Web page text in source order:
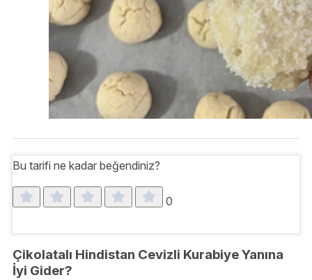
Bu tarifi ne kadar beğendiniz?
0
Çikolatalı Hindistan Cevizli Kurabiye Yanına
İyi Gider?